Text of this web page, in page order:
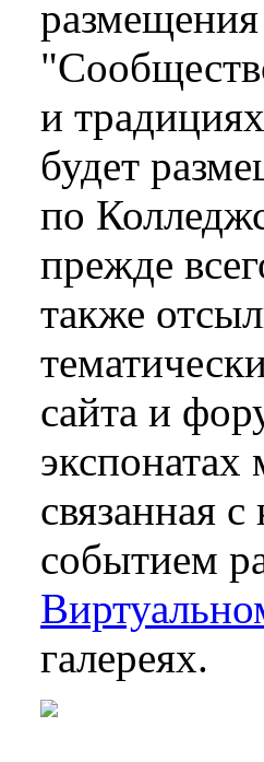
и
будет
по
прежде
также
сайта и
связанная
событием
галереях.